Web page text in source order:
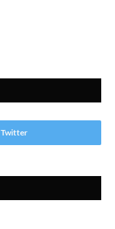
Twitter